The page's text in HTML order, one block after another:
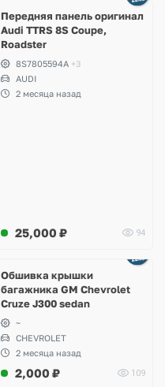
Передняя панель оригинал
Audi TTRS 8S Coupe,
Roadster
8S7805594A +3
AUDI
2 месяца назад
25,000 ₽ 94
Обшивка крышки
багажника GM Chevrolet
Cruze J300 sedan
~
CHEVROLET
2 месяца назад
2,000 ₽ 109